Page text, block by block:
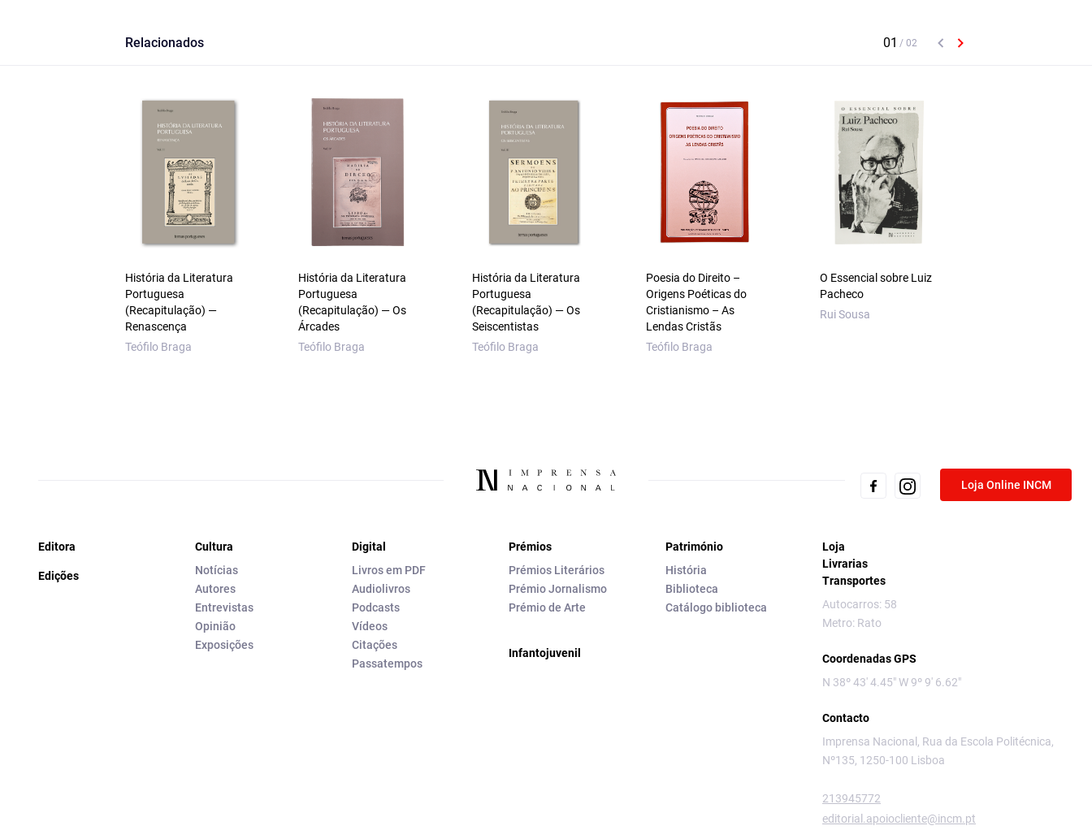
Relacionados
História da Literatura
Portuguesa
(Recapitulação) —
Renascença
Teófilo Braga
História da Literatura
Portuguesa
(Recapitulação) — Os
Árcades
Teófilo Braga
História da Literatura
Portuguesa
(Recapitulação) — Os
Seiscentistas
Teófilo Braga
Poesia do Direito –
Origens Poéticas do
Cristianismo – As
Lendas Cristãs
Teófilo Braga
O Essencial sobre Luiz
Pacheco
Rui Sousa
Loja Online INCM
Editora
Edições
Cultura
Notícias
Autores
Entrevistas
Opinião
Exposições
Digital
Livros em PDF
Audiolivros
Podcasts
Vídeos
Citações
Passatempos
Prémios
Prémios Literários
Prémio Jornalismo
Prémio de Arte
Infantojuvenil
Património
História
Biblioteca
Catálogo biblioteca
Loja
Livrarias
Transportes
Autocarros: 58
Metro: Rato
Coordenadas GPS
N 38º 43' 4.45" W 9º 9' 6.62"
Contacto
Imprensa Nacional, Rua da Escola Politécnica,
Nº135, 1250-100 Lisboa
213945772
editorial.apoiocliente@incm.pt